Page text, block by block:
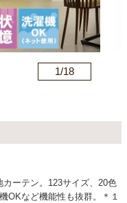
1/18
ーテン。123サイズ、20色
OKなど機能性も抜群。＊１